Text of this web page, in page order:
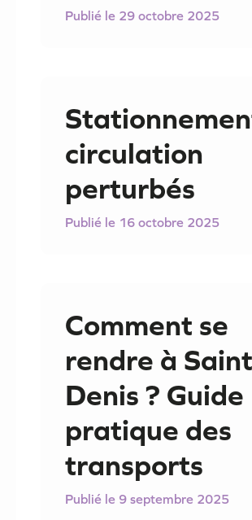
29 octobre 2025
circulation
perturbés
16 octobre 2025
Comment se
rendre à
Denis ? Guide
pratique des
transports
9 septembre 2025